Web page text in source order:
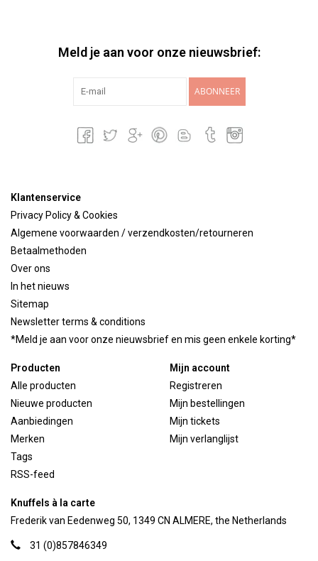
Meld je aan voor onze nieuwsbrief:
ABONNEER
Klantenservice
Privacy Policy & Cookies
Algemene voorwaarden / verzendkosten/retourneren
Betaalmethoden
Over ons
In het nieuws
Sitemap
Newsletter terms & conditions
*Meld je aan voor onze nieuwsbrief en mis geen enkele korting*
Producten
Alle producten
Nieuwe producten
Aanbiedingen
Merken
Tags
RSS-feed
Mijn account
Registreren
Mijn bestellingen
Mijn tickets
Mijn verlanglijst
Knuffels à la carte
Frederik van Eedenweg 50, 1349 CN ALMERE, the Netherlands
31 (0)857846349